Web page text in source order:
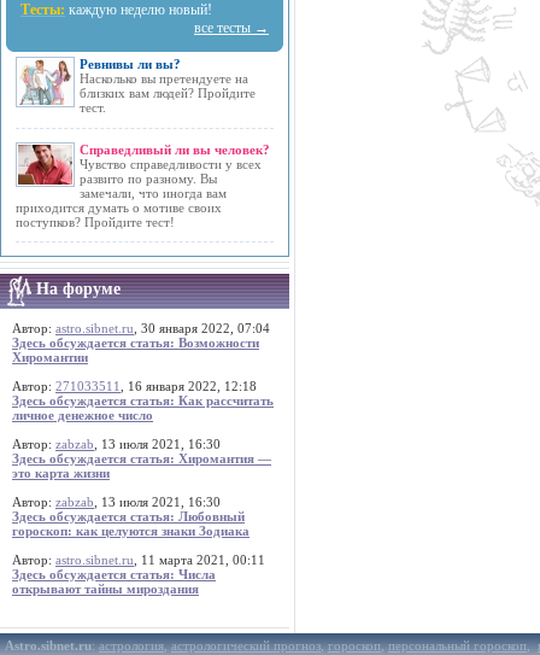
Тесты: каждую неделю новый!
все тесты →
Ревнивы ли вы?
Насколько вы претендуете на
близких вам людей? Пройдите
тест.
Справедливый ли вы человек?
Чувство справедливости у всех
развито по разному. Вы
замечали, что иногда вам
приходится думать о мотиве своих
поступков? Пройдите тест!
На форуме
Автор: astro.sibnet.ru , 30 января 2022, 07:04
Здесь обсуждается статья: Возможности
Хиромантии
Автор: 271033511
, 16 января 2022, 12:18
Здесь обсуждается статья: Как рассчитать
личное денежное число
Автор: zabzab , 13 июля 2021, 16:30
Здесь обсуждается статья: Хиромантия —
это карта жизни
Автор: zabzab , 13 июля 2021, 16:30
Здесь обсуждается статья: Любовный
гороскоп: как целуются знаки Зодиака
Автор: astro.sibnet.ru , 11 марта 2021, 00:11
Здесь обсуждается статья: Числа
открывают тайны мироздания
Astro.sibnet.ru:астрология,астрологический прогноз,гороскоп,персональный гороскоп,